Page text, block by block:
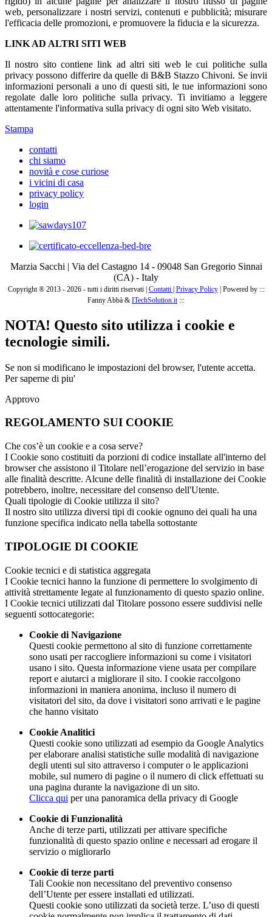
web, personalizzare i nostri servizi, contenuti e pubblicità; misurare
l'efficacia delle promozioni, e promuovere la fiducia e la sicurezza.
LINK AD ALTRI SITI WEB
Il nostro sito contiene link ad altri siti web le cui politiche sulla
privacy possono differire da quelle di B&B Stazzo Chivoni. Se invii
informazioni personali a uno di questi siti, le tue informazioni sono
regolate dalle loro politiche sulla privacy. Ti invitiamo a leggere
attentamente l'informativa sulla privacy di ogni sito Web visitato.
Stampa
contatti
chi siamo
novità e cose curiose
i vicini di casa
privacy policy
login
Marzia Sacchi | Via del Castagno 14 - 09048 San Gregorio Sinnai
(CA) - Italy
Copyright ® 2013 - 2026 - tutti i diritti riservati | Contatti | Privacy Policy| Powered by :::
Fanny Abbà & ITechSolution.it:::
NOTA! Questo sito utilizza i cookie e
tecnologie simili.
Se non si modificano le impostazioni del browser, l'utente accetta.
Per saperne di piu'
Approvo
REGOLAMENTO SUI COOKIE
Che cos’è un cookie e a cosa serve?
I Cookie sono costituiti da porzioni di codice installate all'interno del
browser che assistono il Titolare nell’erogazione del servizio in base
alle finalità descritte. Alcune delle finalità di installazione dei Cookie
potrebbero, inoltre, necessitare del consenso dell'Utente.
Quali tipologie di Cookie utilizza il sito?
Il nostro sito utilizza diversi tipi di cookie ognuno dei quali ha una
funzione specifica indicato nella tabella sottostante
TIPOLOGIE DI COOKIE
Cookie tecnici e di statistica aggregata
I Cookie tecnici hanno la funzione di permettere lo svolgimento di
attività strettamente legate al funzionamento di questo spazio online.
I Cookie tecnici utilizzati dal Titolare possono essere suddivisi nelle
seguenti sottocategorie:
Cookie di Navigazione
Questi cookie permettono al sito di funzione correttamente
sono usati per raccogliere informazioni su come i visitatori
usano i sito. Questa informazione viene usata per compilare
report e aiutarci a migliorare il sito. I cookie raccolgono
informazioni in maniera anonima, incluso il numero di
visitatori del sito, da dove i visitatori sono arrivati e le pagine
che hanno visitato
Cookie Analitici
Questi cookie sono utilizzati ad esempio da Google Analytics
per elaborare analisi statistiche sulle modalità di navigazione
degli utenti sul sito attraverso i computer o le applicazioni
mobile, sul numero di pagine o il numero di click effettuati su
una pagina durante la navigazione di un sito.
Clicca qui per una panoramica della privacy di Google
Cookie di Funzionalità
Anche di terze parti, utilizzati per attivare specifiche
funzionalità di questo spazio online e necessari ad erogare il
servizio o migliorarlo
Cookie di terze parti
Tali Cookie non necessitano del preventivo consenso
dell’Utente per essere installati ed utilizzati.
Questi cookie sono utilizzati da società terze. L’uso di questi